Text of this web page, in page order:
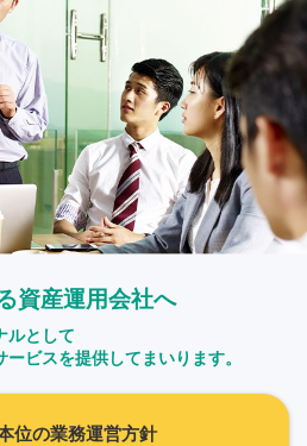
資産運用会社へ
ルとして
ビスを提供してまいります。
位の業務運営方針